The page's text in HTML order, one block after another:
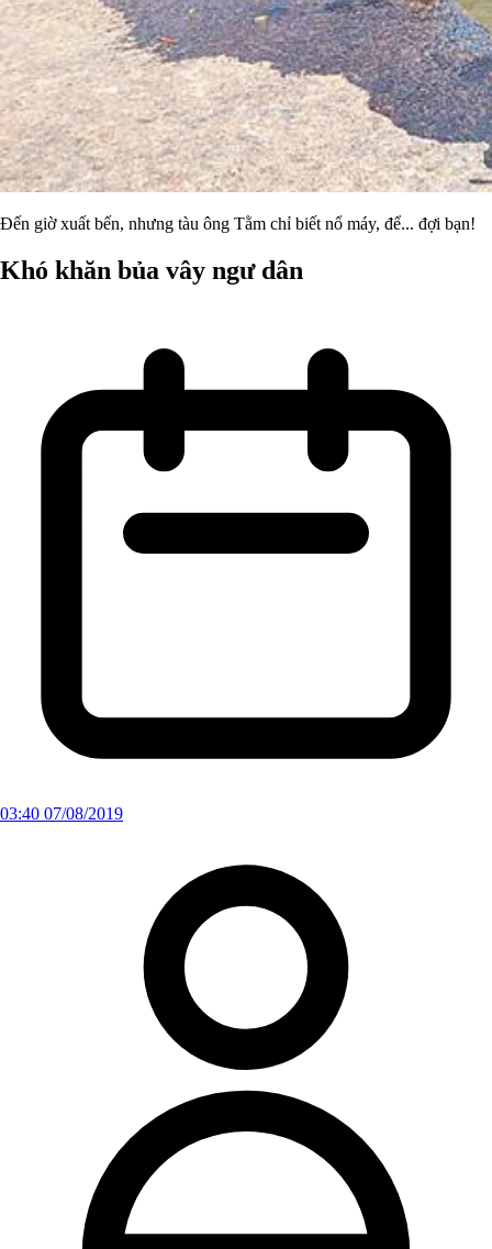
Đến giờ xuất bến, nhưng tàu ông Tằm chỉ biết nổ máy, để... đợi bạn!
Khó khăn bủa vây ngư dân
03:40 07/08/2019